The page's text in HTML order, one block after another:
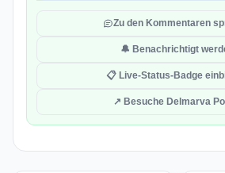
Zu den Kommentaren
🔔 Benachrichtigt
📋 Live-Status-Badge
↗ Besuche Delmarva